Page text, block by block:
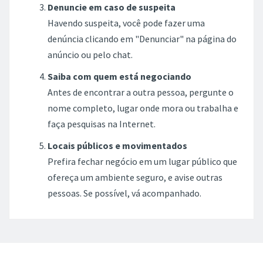
Denuncie em caso de suspeita
Havendo suspeita, você pode fazer uma
denúncia clicando em "Denunciar" na página do
anúncio ou pelo chat.
Saiba com quem está negociando
Antes de encontrar a outra pessoa, pergunte o
nome completo, lugar onde mora ou trabalha e
faça pesquisas na Internet.
Locais públicos e movimentados
Prefira fechar negócio em um lugar público que
ofereça um ambiente seguro, e avise outras
pessoas. Se possível, vá acompanhado.